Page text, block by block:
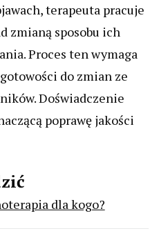
terapeuta pracuje
zmianą sposobu ich
Proces ten wymaga
do zmian ze
Doświadczenie
poprawę jakości
dla kogo?